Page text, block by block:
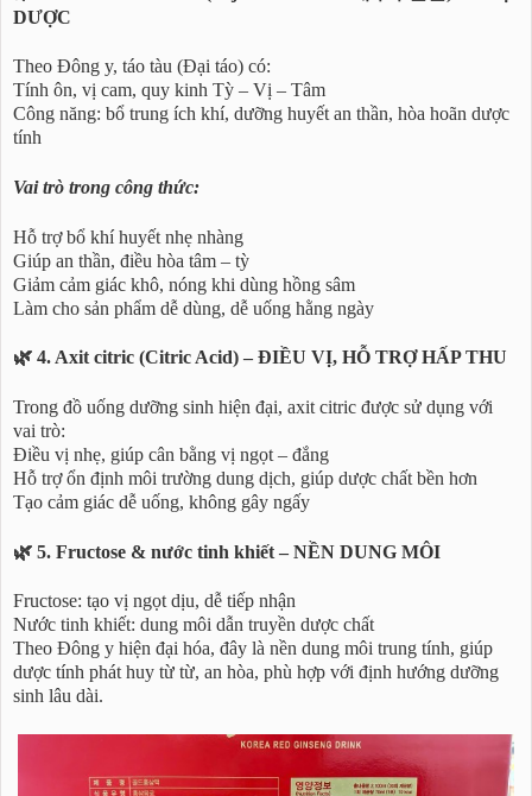
DƯỢC
Theo Đông y, táo tàu (Đại táo) có:
Tính ôn, vị cam, quy kinh Tỳ – Vị – Tâm
Công năng: bổ trung ích khí, dưỡng huyết an thần, hòa hoãn dược
tính
Vai trò trong công thức:
Hỗ trợ bổ khí huyết nhẹ nhàng
Giúp an thần, điều hòa tâm – tỳ
Giảm cảm giác khô, nóng khi dùng hồng sâm
Làm cho sản phẩm dễ dùng, dễ uống hằng ngày
🌿 4. Axit citric (Citric Acid) – ĐIỀU VỊ, HỖ TRỢ HẤP THU
Trong đồ uống dưỡng sinh hiện đại, axit citric được sử dụng với
vai trò:
Điều vị nhẹ, giúp cân bằng vị ngọt – đắng
Hỗ trợ ổn định môi trường dung dịch, giúp dược chất bền hơn
Tạo cảm giác dễ uống, không gây ngấy
🌿 5. Fructose & nước tinh khiết – NỀN DUNG MÔI
Fructose: tạo vị ngọt dịu, dễ tiếp nhận
Nước tinh khiết: dung môi dẫn truyền dược chất
Theo Đông y hiện đại hóa, đây là nền dung môi trung tính, giúp
dược tính phát huy từ từ, an hòa, phù hợp với định hướng dưỡng
sinh lâu dài.